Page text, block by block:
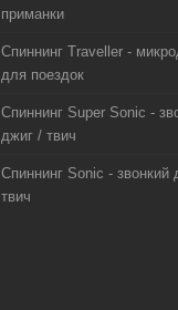
приманки
Спиннинг Traveller -
для поездок
Спиннинг Super Sonic -
джиг / твич
Спиннинг Sonic - звонкий
твич